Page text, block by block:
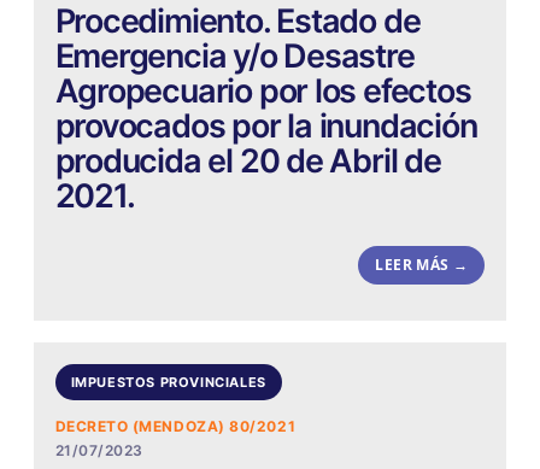
Procedimiento. Estado de
Emergencia y/o Desastre
Agropecuario por los efectos
provocados por la inundación
producida el 20 de Abril de
2021.
LEER MÁS →
IMPUESTOS PROVINCIALES
DECRETO (MENDOZA) 80/2021
21/07/2023